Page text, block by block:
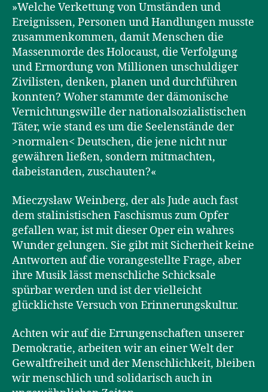
»Welche Verkettung von Umständen und
Ereignissen, Personen und Handlungen musste
zusammenkommen, damit Menschen die
Massenmorde des Holocaust, die Verfolgung
und Ermordung von Millionen unschuldiger
Zivilisten, denken, planen und durchführen
konnten? Woher stammte der dämonische
Vernichtungswille der nationalsozialistischen
Täter, wie stand es um die Seelenstände der
>normalen< Deutschen, die jene nicht nur
gewähren ließen, sondern mitmachten,
dabeistanden, zuschauten?«
Mieczysław Weinberg, der als Jude auch fast
dem stalinistischen Faschismus zum Opfer
gefallen war, ist mit dieser Oper ein wahres
Wunder gelungen. Sie gibt mit Sicherheit keine
Antworten auf die vorangestellte Frage, aber
ihre Musik lässt menschliche Schicksale
spürbar werden und ist der vielleicht
glücklichste Versuch von Erinnerungskultur.
Achten wir auf die Errungenschaften unserer
Demokratie, arbeiten wir an einer Welt der
Gewaltfreiheit und der Menschlichkeit, bleiben
wir menschlich und solidarisch auch in